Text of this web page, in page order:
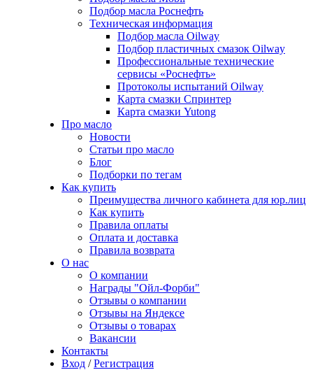
Подбор масла Роснефть
Техническая информация
Подбор масла Oilway
Подбор пластичных смазок Oilway
Профессиональные технические
сервисы «Роснефть»
Протоколы испытаний Oilway
Карта смазки Спринтер
Карта смазки Yutong
Про масло
Новости
Статьи про масло
Блог
Подборки по тегам
Как купить
Преимущества личного кабинета для юр.лиц
Как купить
Правила оплаты
Оплата и доставка
Правила возврата
О нас
О компании
Награды "Ойл-Форби"
Отзывы о компании
Отзывы на Яндексе
Отзывы о товарах
Вакансии
Контакты
Вход / Регистрация